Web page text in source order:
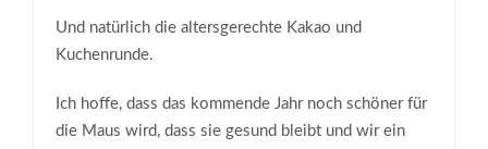
Und natürlich die altersgerechte Kakao und
Kuchenrunde.
Ich hoffe, dass das kommende Jahr noch schöner für
die Maus wird, dass sie gesund bleibt und wir ein